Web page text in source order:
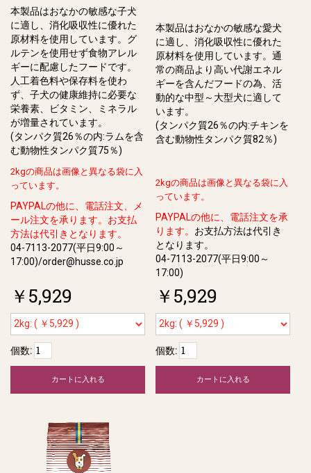
本製品はおなかの敏感な子犬
に適し、消化吸収性に優れた
原材料を使用しています。グ
ルテンを使用せず食物アレル
ギーに配慮したフードです。
人工着色料や保存料を使わ
ず、子犬の健康維持に必要な
栄養素、ビタミン、ミネラル
が増量されています。
(タンパク質26％の内:ラムを含
む動物性タンパク質75％)
2kgの商品は画像と異なる袋に入
っています。
PAYPALの他に、電話注文、メ
ール注文を承ります。お支払
方法は代引きとなります。
04-7113-2077(平日9:00～
17:00)/order@husse.co.jp
￥5,929
個数:
カートに入れる
本製品はおなかの敏感な愛犬
に適し、消化吸収性に優れた
原材料を使用しています。通
常の商品より高い代謝エネル
ギーを含んだフードの為、活
動的な中型～大型犬に適して
います。
(タンパク質26％の内:チキンを
含む動物性タンパク質82％)
2kgの商品は画像と異なる袋に入
っています。
PAYPALの他に、電話注文を承
ります。 お支払方法は代引き
となります。
04-7113-2077(平日9:00～
17:00)
￥5,929
個数:
カートに入れる